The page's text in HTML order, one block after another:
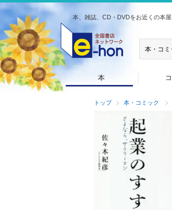
本、雑誌、CD・DVDをお近くの本
本
トップ 本・コミック